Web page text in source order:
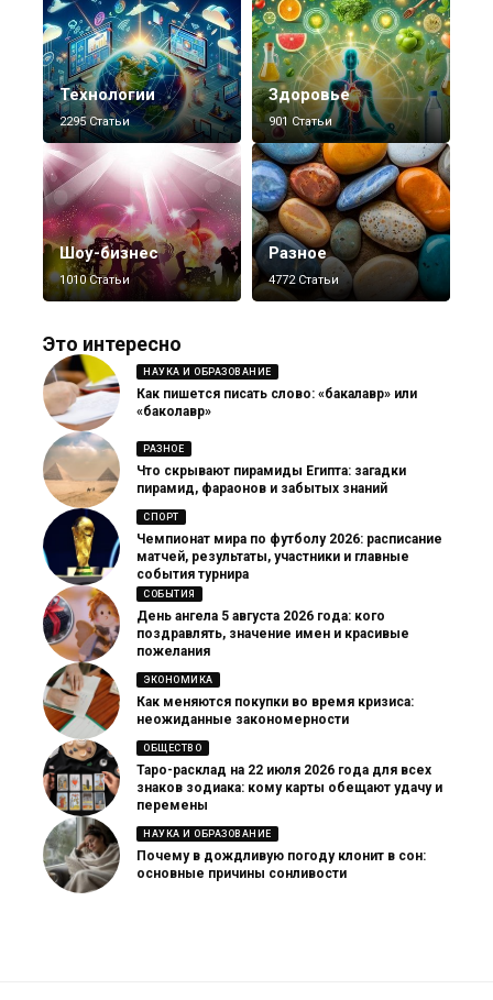
Технологии
2295 Статьи
Здоровье
901 Статьи
Шоу-бизнес
1010 Статьи
Разное
4772 Статьи
Это интересно
НАУКА И ОБРАЗОВАНИЕ
Как пишется писать слово: «бакалавр» или
«баколавр»
РАЗНОЕ
Что скрывают пирамиды Египта: загадки
пирамид, фараонов и забытых знаний
СПОРТ
Чемпионат мира по футболу 2026: расписание
матчей, результаты, участники и главные
события турнира
СОБЫТИЯ
День ангела 5 августа 2026 года: кого
поздравлять, значение имен и красивые
пожелания
ЭКОНОМИКА
Как меняются покупки во время кризиса:
неожиданные закономерности
ОБЩЕСТВО
Таро-расклад на 22 июля 2026 года для всех
знаков зодиака: кому карты обещают удачу и
перемены
НАУКА И ОБРАЗОВАНИЕ
Почему в дождливую погоду клонит в сон:
основные причины сонливости